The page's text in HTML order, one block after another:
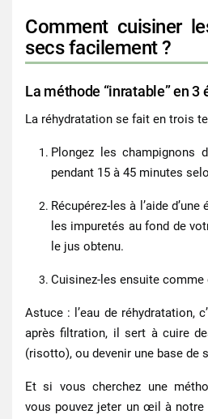
Comment cuisiner
secs facilement ?
La méthode “inratable” en 3
La réhydratation se fait en trois
Plongez les champignons
pendant 15 à 45 minutes
Récupérez-les à l’aide d’une
les impuretés au fond de
le jus obtenu.
Cuisinez-les ensuite
Astuce : l’eau de réhydratation,
après filtration, il sert à cuire
(risotto), ou devenir une base de
Et si vous cherchez une
vous pouvez jeter un œil à notre